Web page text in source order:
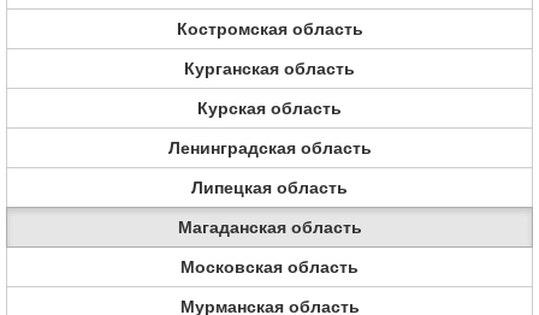
Костромская область
Курганская область
Курская область
Ленинградская область
Липецкая область
Магаданская область
Московская область
Мурманская область